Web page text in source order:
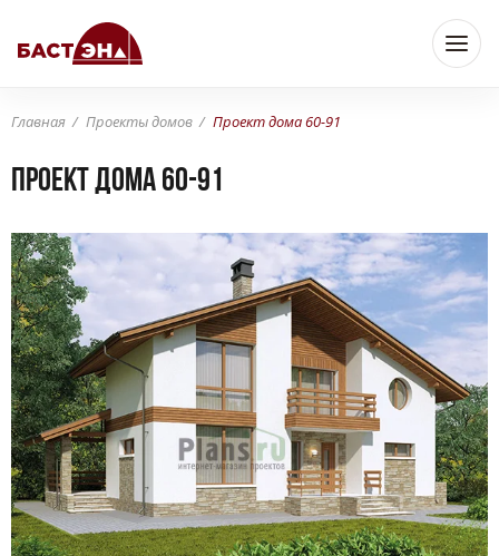
Главная Проекты домов Проект дома 60-91
Проект дома 60-91